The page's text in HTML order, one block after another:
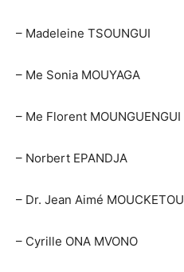
– Madeleine TSOUNGUI
– Me Sonia MOUYAGA
– Me Florent MOUNGUENGUI
– Norbert EPANDJA
– Dr. Jean Aimé MOUCKETOU
– Cyrille ONA MVONO